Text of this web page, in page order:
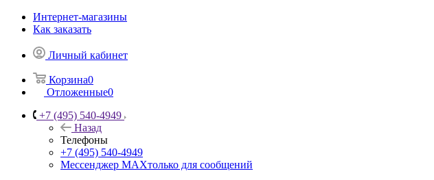
Интернет-магазины
Как заказать
Личный кабинет
Корзина0
Отложенные0
+7 (495) 540-4949
Назад
Телефоны
+7 (495) 540-4949
Мессенджер МАХтолько для сообщений